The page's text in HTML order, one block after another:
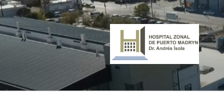
Ir
al
contenido
HOSPITAL